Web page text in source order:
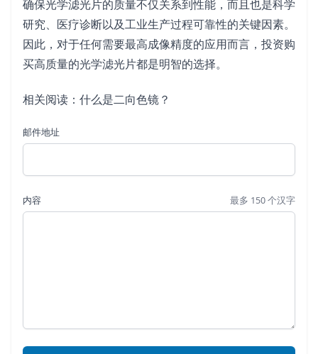
确保光学滤光片的质量不仅关系到性能，而且也是科学
研究、医疗诊断以及工业生产过程可靠性的关键因素。
因此，对于任何需要最高成像精度的应用而言，投资购
买高质量的光学滤光片都是明智的选择。
相关阅读：什么是二向色镜？
邮件地址
内容 最多 150 个汉字